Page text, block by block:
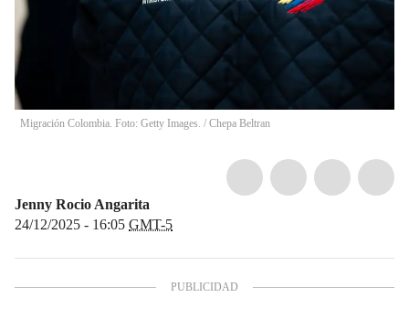
Migración Colombia. Foto: Getty Images. / Chepa Beltran
Jenny Rocio Angarita
24/12/2025 - 16:05 GMT-5